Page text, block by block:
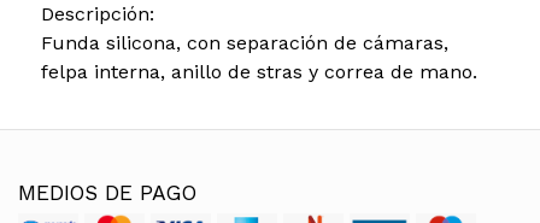
Descripción:
Funda silicona, con separación de cámaras,
felpa interna, anillo de stras y correa de mano.
MEDIOS DE PAGO